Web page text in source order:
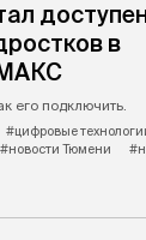
в
его подключить.
#цифровые
#новости Тюмени